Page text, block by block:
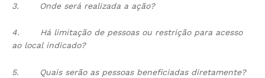
3. Onde será realizada a ação?
4. Há limitação de pessoas ou restrição para acesso
ao local indicado?
5. Quais serão as pessoas beneficiadas diretamente?